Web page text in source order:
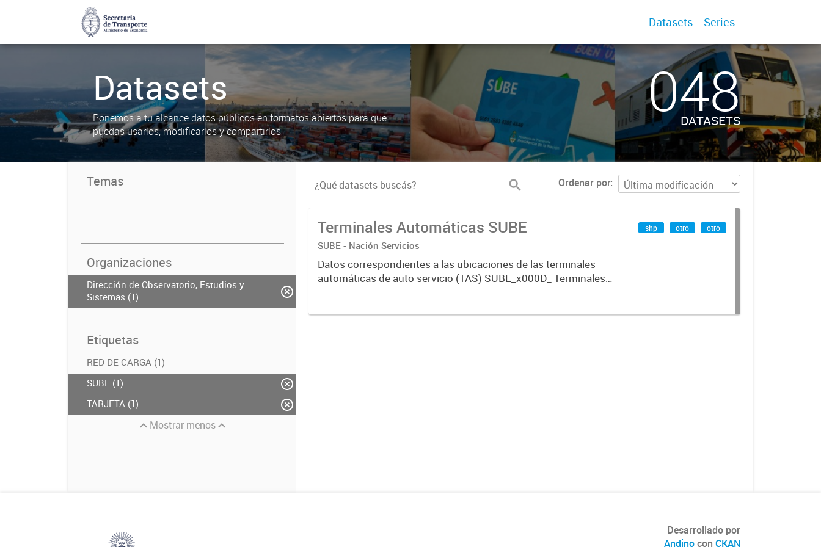
Datasets Series
Datasets
Ponemos a tu alcance datos públicos en formatos abiertos para que
puedas usarlos, modificarlos y compartirlos
048
DATASETS
Temas
Organizaciones
Dirección de Observatorio, Estudios y
Sistemas (1)
Etiquetas
RED DE CARGA (1)
SUBE (1)
TARJETA (1)
Mostrar menos
Ordenar por
Terminales Automáticas SUBE
SUBE - Nación Servicios
Datos correspondientes a las ubicaciones de las terminales
automáticas de auto servicio (TAS) SUBE_x000D_ Terminales
shp otro otro
Desarrollado por
Andinocon CKAN